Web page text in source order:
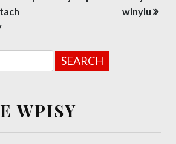
winylu
WPISY